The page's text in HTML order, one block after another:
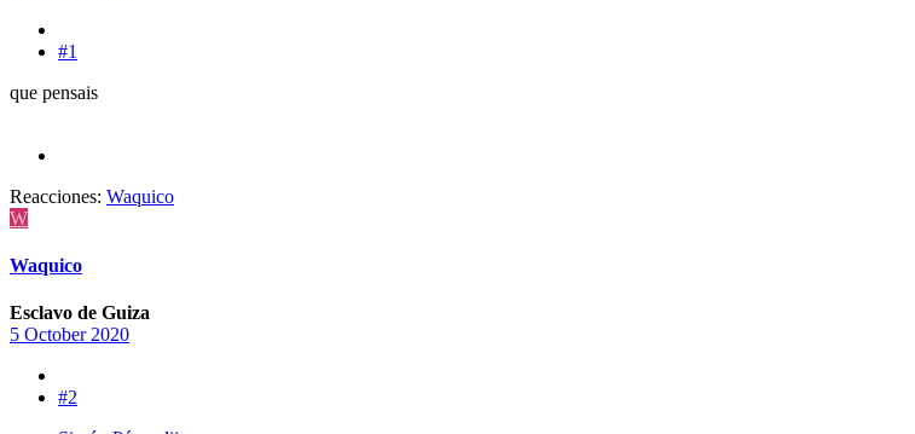
#1
que pensais
Reacciones: Waquico
W
Waquico
Esclavo de Guiza
5 October 2020
#2